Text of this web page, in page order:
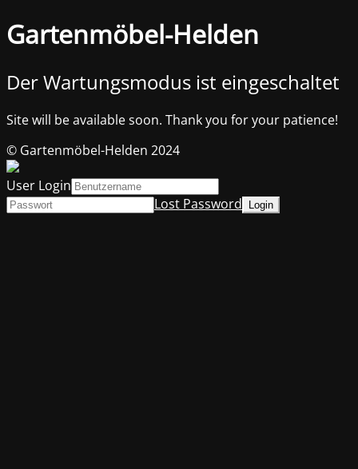
Gartenmöbel-Helden
Der Wartungsmodus ist eingeschaltet
Site will be available soon. Thank you for your patience!
© Gartenmöbel-Helden 2024
User Login
Lost Password